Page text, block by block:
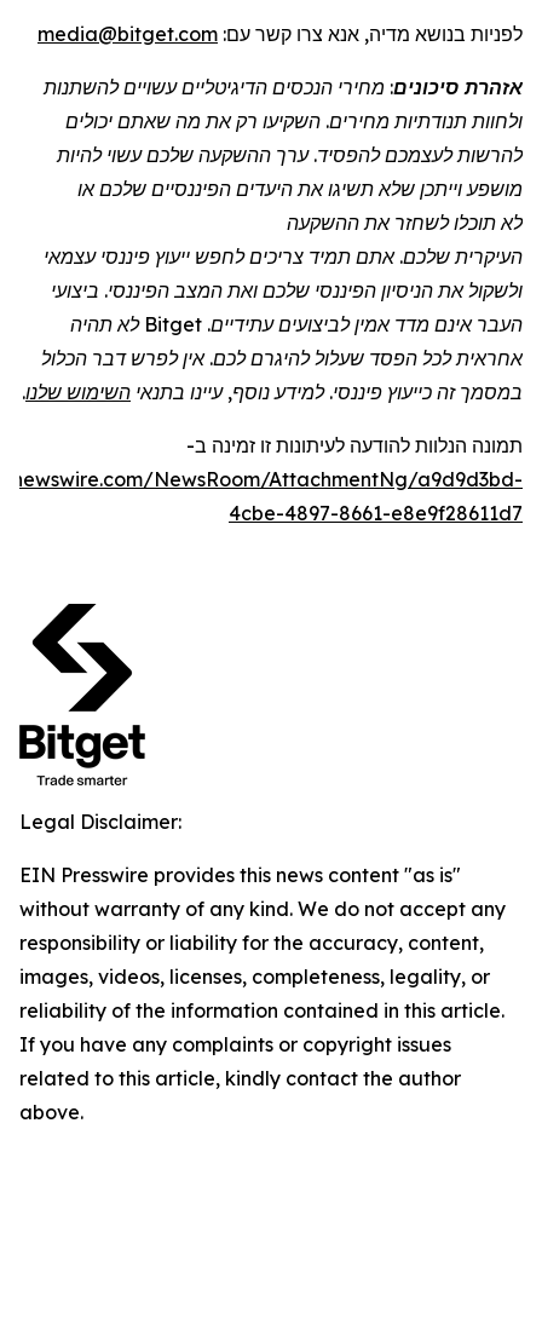
לפניות בנושא מדיה, אנא צרו קשר עם: media@bitget.com
אזהרת סיכונים: מחירי הנכסים הדיגיטליים עשויים להשתנות
ולחוות תנודתיות מחירים. השקיעו רק את מה שאתם יכולים
להרשות לעצמכם להפסיד. ערך ההשקעה שלכם עשוי להיות
מושפע וייתכן שלא תשיגו את היעדים הפיננסיים שלכם או
לא תוכלו לשחזר את ההשקעה
העיקרית שלכם. אתם תמיד צריכים לחפש ייעוץ פיננסי עצמאי
ולשקול את הניסיון הפיננסי שלכם ואת המצב הפיננסי. ביצועי
העבר אינם מדד אמין לביצועים עתידיים. Bitget לא תהיה
אחראית לכל הפסד שעלול להיגרם לכם. אין לפרש דבר הכלול
במסמך זה כייעוץ פיננסי. למידע נוסף, עיינו בתנאי השימוש שלנו.
תמונה הנלוות להודעה לעיתונות זו זמינה ב-
NewsRoom/AttachmentNg/a9d9d3bd-
4cbe-4897-8661-e8e9f28611d7
Legal Disclaimer:
EIN Presswire provides this news content "as is"
without warranty of any kind. We do not accept any
responsibility or liability for the accuracy, content,
images, videos, licenses, completeness, legality, or
reliability of the information contained in this article.
If you have any complaints or copyright issues
related to this article, kindly contact the author
above.